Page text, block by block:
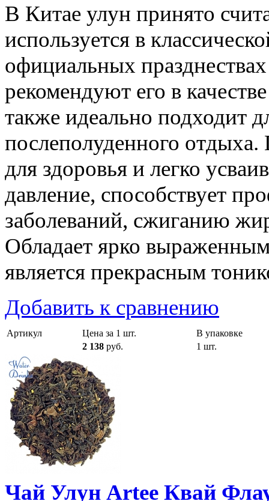
В Китае улун принято
используется в
официальных
рекомендуют его в
также идеально подходит
послеполуденного
для здоровья и легко
давление, способствует
заболеваний, сжиганию
Обладает ярко
является прекрасным
Добавить к сравнению
Артикул Цена за 1 шт.
В упаковке
2 138 руб. 1 шт.
Чай Улун Artee Квай